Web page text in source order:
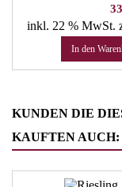
inkl. 22 % MwSt.
In den
KUNDEN DIE
KAUFTEN AUCH: